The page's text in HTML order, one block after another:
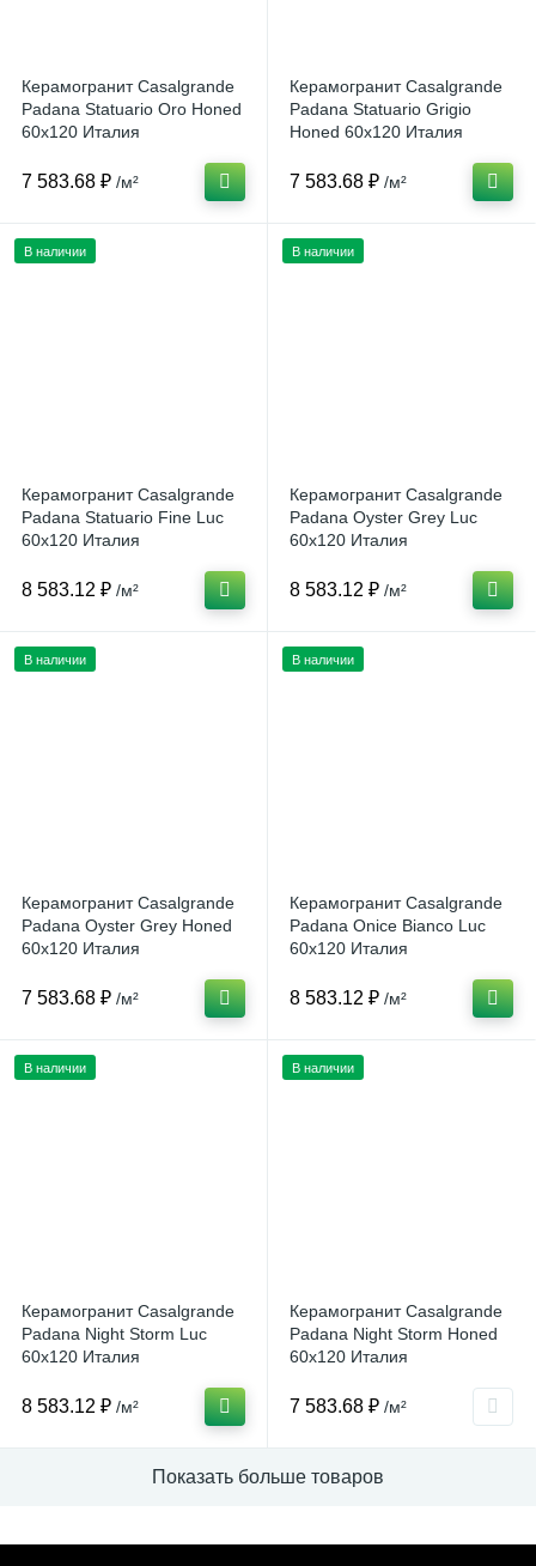
Керамогранит Casalgrande
Padana Statuario Oro Honed
60x120 Италия
7 583.68 ₽ /м²
Керамогранит Casalgrande
Padana Statuario Grigio
Honed 60x120 Италия
7 583.68 ₽ /м²
В наличии
Керамогранит Casalgrande
Padana Statuario Fine Luc
60x120 Италия
8 583.12 ₽ /м²
В наличии
Керамогранит Casalgrande
Padana Oyster Grey Luc
60x120 Италия
8 583.12 ₽ /м²
В наличии
Керамогранит Casalgrande
Padana Oyster Grey Honed
60x120 Италия
7 583.68 ₽ /м²
В наличии
Керамогранит Casalgrande
Padana Onice Bianco Luc
60x120 Италия
8 583.12 ₽ /м²
В наличии
Керамогранит Casalgrande
Padana Night Storm Luc
60x120 Италия
8 583.12 ₽ /м²
В наличии
Керамогранит Casalgrande
Padana Night Storm Honed
60x120 Италия
7 583.68 ₽ /м²
Показать больше товаров